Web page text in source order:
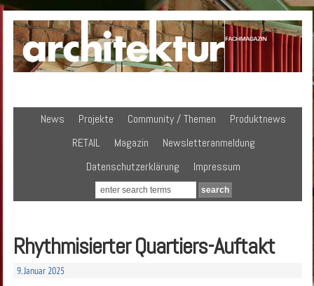
News Projekte Community / Themen
Produktnews
RETAIL
Magazin
Newsletteranmeldung
Datenschutzerklärung
Impressum
Rhythmisierter Quartiers-Auftakt
9. Januar 2025